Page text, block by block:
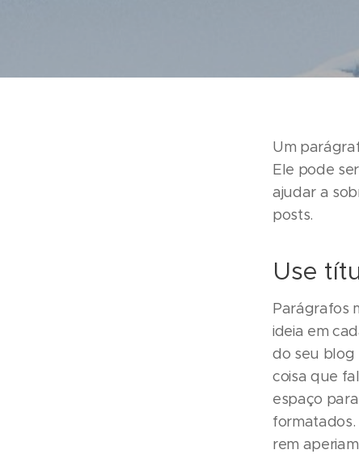
Um
Ele pode
ajudar a
posts.
Use
Parágrafos
ideia em
do seu blog
coisa que
espaço
rem